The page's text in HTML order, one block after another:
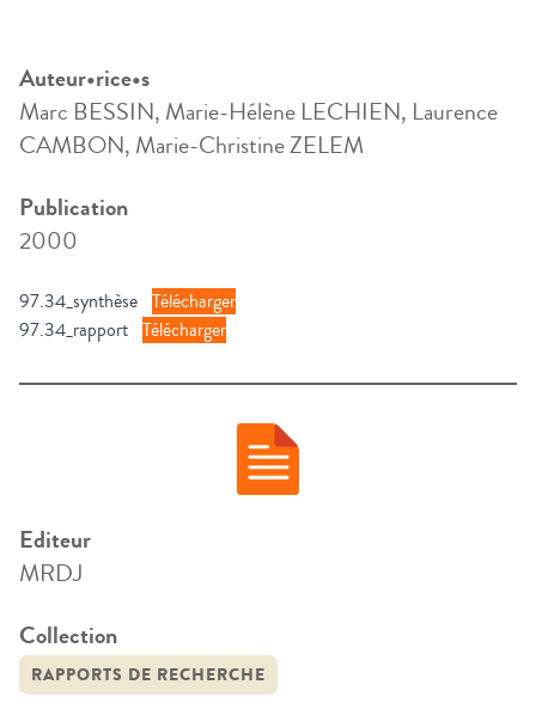
Auteur•rice•s
Marc BESSIN, Marie-Hélène LECHIEN, Laurence
CAMBON, Marie-Christine ZELEM
Publication
2000
97.34_synthèse Télécharger
97.34_rapport Télécharger
Editeur
MRDJ
Collection
RAPPORTS DE RECHERCHE